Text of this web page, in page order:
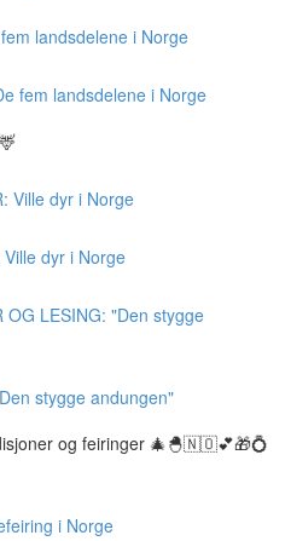
landsdelene i Norge
fem landsdelene i Norge
Ville dyr i Norge
Ville dyr i Norge
OG LESING: "Den stygge
stygge andungen"
og feiringer 🎄🐣🇳🇴💕🎁💍
i Norge